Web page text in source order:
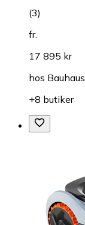
(3)
fr.
17 895 kr
hos Bauhaus
+8 butiker